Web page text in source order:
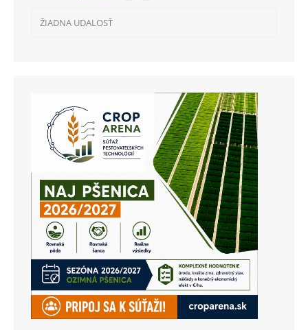
ŽIADNA UDALOSŤ